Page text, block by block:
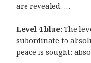
are revealed. …
Level 4 blue: The
subordinate to
peace is sought: